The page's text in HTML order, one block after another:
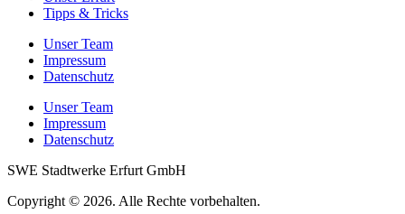
Tipps & Tricks
Unser Team
Impressum
Datenschutz
Unser Team
Impressum
Datenschutz
SWE Stadtwerke Erfurt GmbH
Copyright © 2026. Alle Rechte vorbehalten.